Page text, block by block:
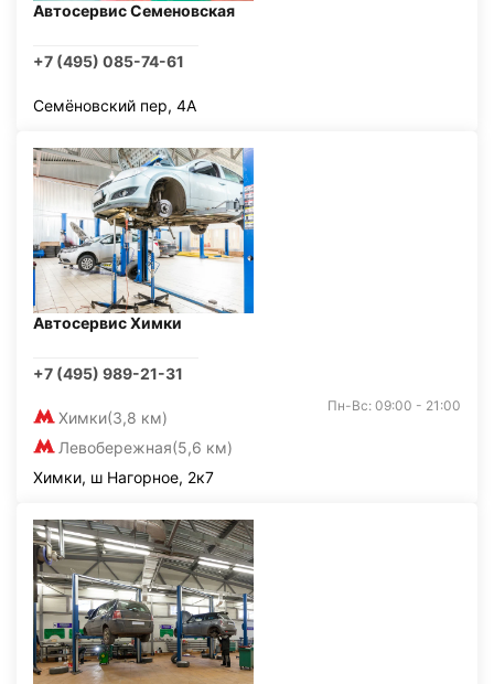
Автосервис Семеновская
+7 (495) 085-74-61
Семёновский пер, 4А
Автосервис Химки
+7 (495) 989-21-31
Химки(3,8 км)
Левобережная(5,6 км)
Пн-Вс: 09:00 - 21:00
Химки, ш Нагорное, 2к7